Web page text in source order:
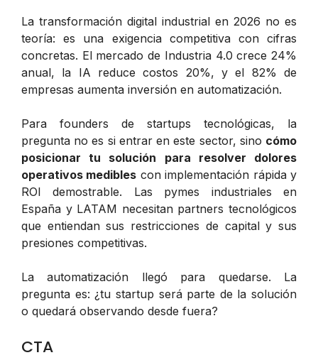
La transformación digital industrial en 2026 no es
teoría: es una exigencia competitiva con cifras
concretas. El mercado de Industria 4.0 crece 24%
anual, la IA reduce costos 20%, y el 82% de
empresas aumenta inversión en automatización.
Para founders de startups tecnológicas, la
pregunta no es si entrar en este sector, sino cómo
posicionar tu solución para resolver dolores
operativos medibles con implementación rápida y
ROI demostrable. Las pymes industriales en
España y LATAM necesitan partners tecnológicos
que entiendan sus restricciones de capital y sus
presiones competitivas.
La automatización llegó para quedarse. La
pregunta es: ¿tu startup será parte de la solución
o quedará observando desde fuera?
CTA